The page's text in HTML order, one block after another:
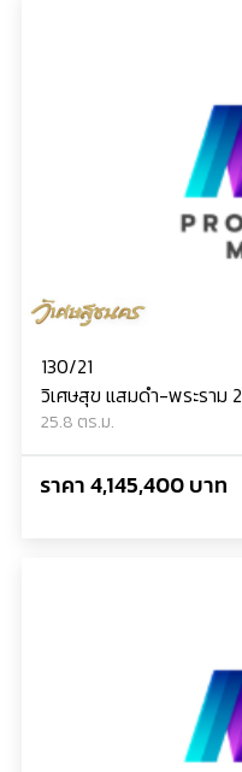
130/21
วิเศษสุข แสมดำ-พระราม 2
25.8 ตร.ม.
ราคา 4,145,400 บาท